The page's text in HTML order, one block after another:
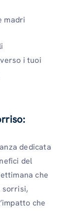
madri
i tuoi
dedicata
del
che
sorrisi,
che